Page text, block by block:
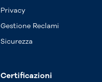
Privacy
Gestione Reclami
Sicurezza
Certificazioni